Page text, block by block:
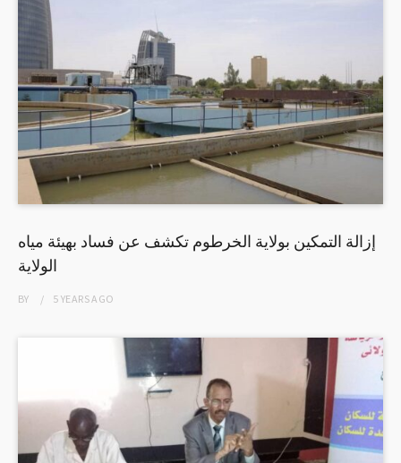
إزالة التمكين بولاية الخرطوم تكشف عن فساد بهيئة مياه
الولاية
BY 5 YEARSAGO